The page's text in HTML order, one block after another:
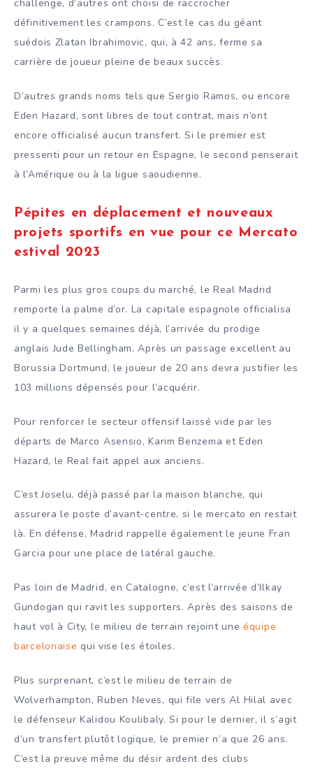
challenge, d’autres ont choisi de raccrocher
définitivement les crampons. C’est le cas du géant
suédois Zlatan Ibrahimovic, qui, à 42 ans, ferme sa
carrière de joueur pleine de beaux succès.
D’autres grands noms tels que Sergio Ramos, ou encore
Eden Hazard, sont libres de tout contrat, mais n’ont
encore officialisé aucun transfert. Si le premier est
pressenti pour un retour en Espagne, le second penserait
à l’Amérique ou à la ligue saoudienne.
Pépites en déplacement et nouveaux
projets sportifs en vue pour ce Mercato
estival 2023
Parmi les plus gros coups du marché, le Real Madrid
remporte la palme d’or. La capitale espagnole officialisa
il y a quelques semaines déjà, l’arrivée du prodige
anglais Jude Bellingham. Après un passage excellent au
Borussia Dortmund, le joueur de 20 ans devra justifier les
103 millions dépensés pour l’acquérir.
Pour renforcer le secteur offensif laissé vide par les
départs de Marco Asensio, Karim Benzema et Eden
Hazard, le Real fait appel aux anciens.
C’est Joselu, déjà passé par la maison blanche, qui
assurera le poste d’avant-centre, si le mercato en restait
là. En défense, Madrid rappelle également le jeune Fran
Garcia pour une place de latéral gauche.
Pas loin de Madrid, en Catalogne, c’est l’arrivée d’Ilkay
Gundogan qui ravit les supporters. Après des saisons de
haut vol à City, le milieu de terrain rejoint uneéquipe
barcelonaise qui vise les étoiles.
Plus surprenant, c’est le milieu de terrain de
Wolverhampton, Ruben Neves, qui file vers Al Hilal avec
le défenseur Kalidou Koulibaly. Si pour le dernier, il s’agit
d’un transfert plutôt logique, le premier n’a que 26 ans.
C’est la preuve même du désir ardent des clubs